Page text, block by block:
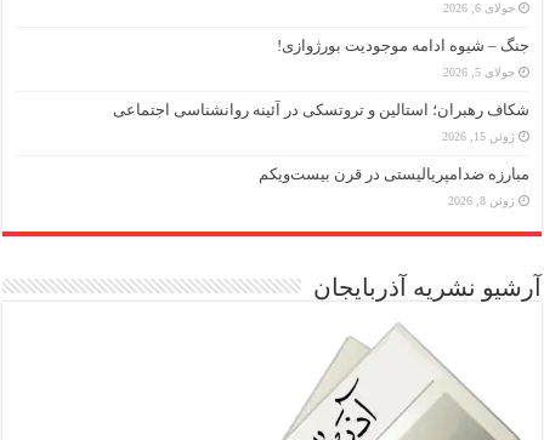
جولای 6, 2026
جنگ – شیوه ادامه موجودیت بورژوازی!
جولای 5, 2026
شکاف رهبران؛ استالین و تروتسکی در آئینه روانشناسی اجتماعی
ژوئن 15, 2026
مبارزه ضد‌امپریالیستی در قرن بیست‌ویکم
ژوئن 8, 2026
آرشیو نشریه آذربایجان